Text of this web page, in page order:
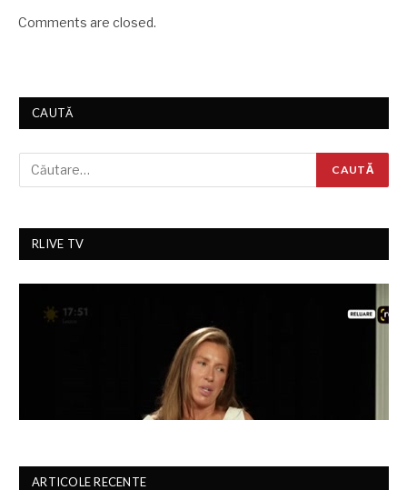
Comments are closed.
CAUTĂ
RLIVE TV
ARTICOLE RECENTE